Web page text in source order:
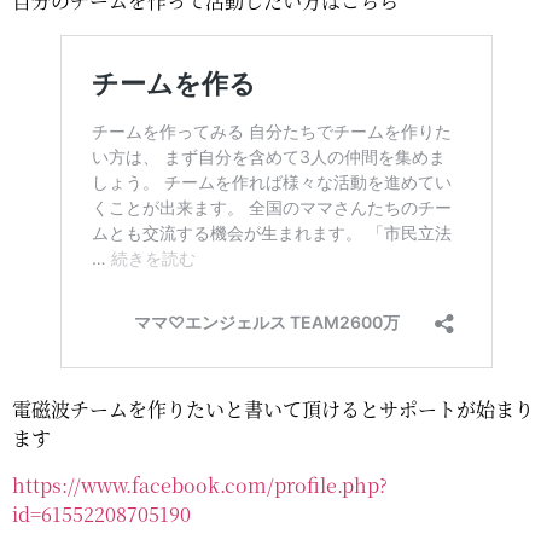
電磁波チームを作りたいと書いて頂けるとサポートが始まり
ます
https://www.facebook.com/profile.php?
id=61552208705190